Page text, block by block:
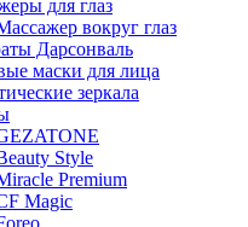
для глаз
вокруг глаз
Дарсонваль
маски для лица
зеркала
Style
Premium
Magic